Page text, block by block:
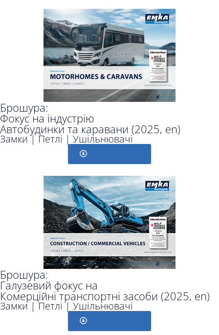
Брошура:
Фокус на індустрію
Автобудинки та каравани (2025, en)
Замки | Петлі | Ушільнювачі
Брошура:
Галузевий фокус на
Комерційні транспортні засоби (2025, en)
Замки | Петлі | Ушільнювачі